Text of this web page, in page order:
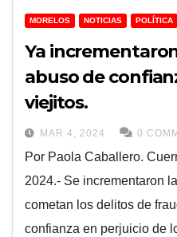
MORELOS NOTICIAS POLÍTICA
Ya
abuso de
viejitos.
MAR 4, 2024 0
Por Paola Caballero.
2024.- Se incrementaron
cometan los delitos de
confianza en perjuicio de